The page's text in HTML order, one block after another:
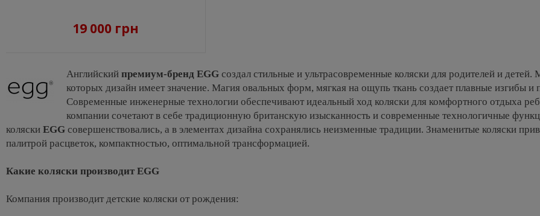
19 000 грн
Английский премиум-бренд EGG создал стильные и ультрасовременные коляски для родителей и
которых дизайн имеет значение. Магия овальных форм, мягкая на ощупь ткань создает плавные изгибы
Современные инженерные технологии обеспечивают идеальный ход коляски для комфортного отдыха
компании сочетают в себе традиционную британскую изысканность и современные технологичные
коляски EGG совершенствовались, а в элементах дизайна сохранялись неизменные традиции. Знаменитые коляски
палитрой расцветок, компактностью, оптимальной трансформацией.
Какие коляски производит EGG
Компания производит детские коляски от рождения: